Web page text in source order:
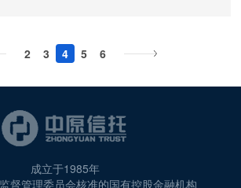
2 3 4 5 6
成立于1985年
督管理委员会核准的国有控股金融机构